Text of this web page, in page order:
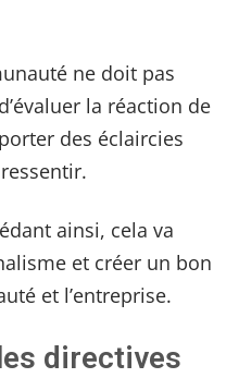
ne doit pas
la réaction de
des éclaircies
ainsi, cela va
et créer un bon
et l’entreprise.
directives